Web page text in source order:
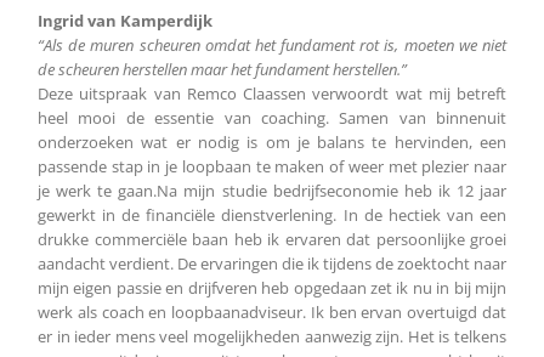
Ingrid van Kamperdijk
“Als de muren scheuren omdat het fundament rot is, moeten we niet
de scheuren herstellen maar het fundament herstellen.”
Deze uitspraak van Remco Claassen verwoordt wat mij betreft
heel mooi de essentie van coaching. Samen van binnenuit
onderzoeken wat er nodig is om je balans te hervinden, een
passende stap in je loopbaan te maken of weer met plezier naar
je werk te gaan.Na mijn studie bedrijfseconomie heb ik 12 jaar
gewerkt in de financiële dienstverlening. In de hectiek van een
drukke commerciële baan heb ik ervaren dat persoonlijke groei
aandacht verdient. De ervaringen die ik tijdens de zoektocht naar
mijn eigen passie en drijfveren heb opgedaan zet ik nu in bij mijn
werk als coach en loopbaanadviseur. Ik ben ervan overtuigd dat
er in ieder mens veel mogelijkheden aanwezig zijn. Het is telkens